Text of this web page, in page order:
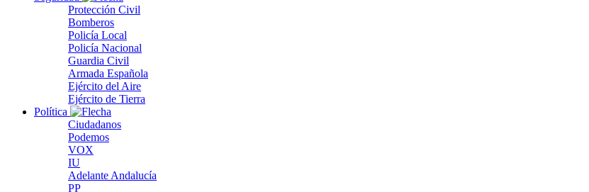
Protección Civil
Bomberos
Policía Local
Policía Nacional
Guardia Civil
Armada Española
Ejército del Aire
Ejército de Tierra
Política
Ciudadanos
Podemos
VOX
IU
Adelante Andalucía
PP